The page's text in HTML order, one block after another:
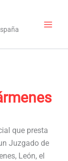
que presta
Juzgado de
León, el